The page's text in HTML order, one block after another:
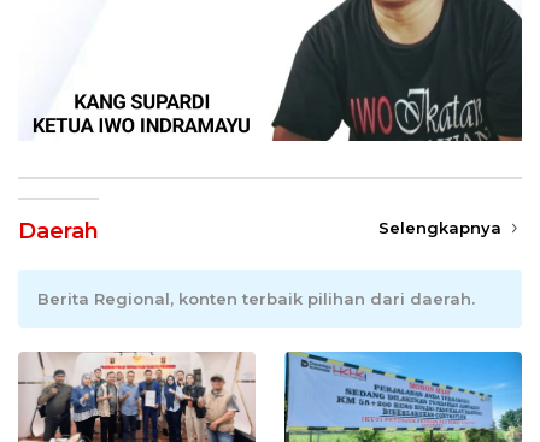
Daerah Selengkapnya
Berita Regional, konten terbaik pilihan dari daerah.